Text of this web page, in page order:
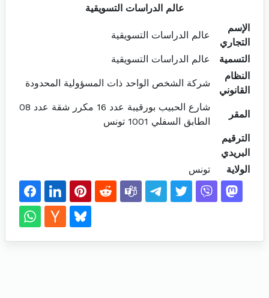
عالم الدراسات التسويقية
الإسم
التجاري
عالم الدراسات التسويقية
التسمية
عالم الدراسات التسويقية
النظام
القانوني
شركة الشخص الواحد ذات المسؤولية المحدودة
المقر
شارع الحبيب بورقيبة عدد 16 مكرر شقة عدد 08
الطابق السفلي 1001 تونس
الترقيم
البريدي
الولاية
تونس